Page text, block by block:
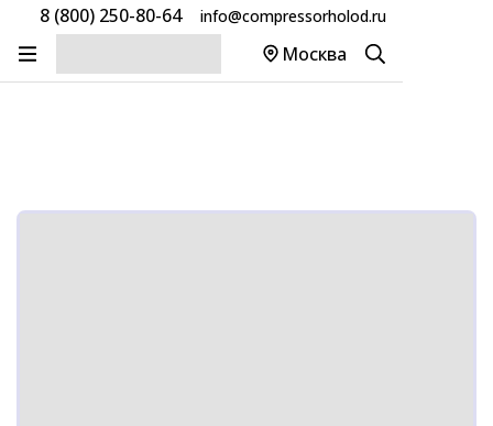
8 (800) 250-80-64 info@compressorholod.ru
Москва
Главная Товары
Компрессоры Daikin
Компрессор Daikin Scroll JT300DA-Y1